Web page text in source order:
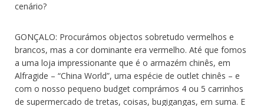
cenário?
GONÇALO: Procurámos objectos sobretudo vermelhos e
brancos, mas a cor dominante era vermelho. Até que fomos
a uma loja impressionante que é o armazém chinês, em
Alfragide – “China World”, uma espécie de outlet chinês – e
com o nosso pequeno budget comprámos 4 ou 5 carrinhos
de supermercado de tretas, coisas, bugigangas, em suma. E